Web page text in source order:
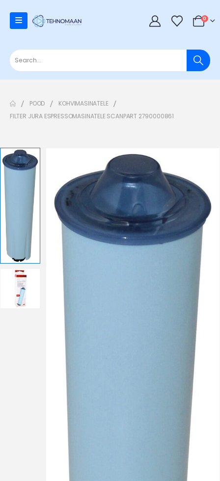
0
POOD
KOHVIMASINATELE
FILTER JURA ESPRESSOMASINATELE SCANPART 2790000861